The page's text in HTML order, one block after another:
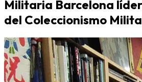
Militaria Barcelona
del Coleccionismo